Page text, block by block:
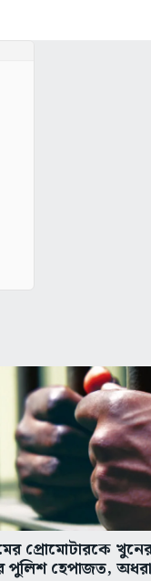
প্রোমোটারকে খুনের
পুলিশ হেপাজত,